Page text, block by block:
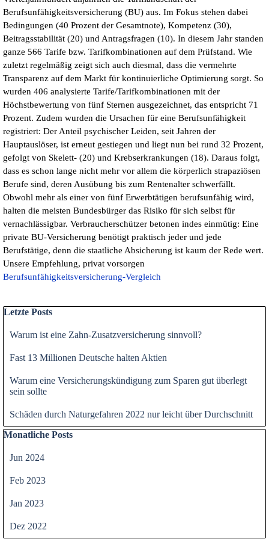
Berufsunfähigkeitsversicherung (BU) aus. Im Fokus stehen dabei
Bedingungen (40 Prozent der Gesamtnote), Kompetenz (30),
Beitragsstabilität (20) und Antragsfragen (10). In diesem Jahr standen
ganze 566 Tarife bzw. Tarifkombinationen auf dem Prüfstand. Wie
zuletzt regelmäßig zeigt sich auch diesmal, dass die vermehrte
Transparenz auf dem Markt für kontinuierliche Optimierung sorgt. So
wurden 406 analysierte Tarife/Tarifkombinationen mit der
Höchstbewertung von fünf Sternen ausgezeichnet, das entspricht 71
Prozent. Zudem wurden die Ursachen für eine Berufsunfähigkeit
registriert: Der Anteil psychischer Leiden, seit Jahren der
Hauptauslöser, ist erneut gestiegen und liegt nun bei rund 32 Prozent,
gefolgt von Skelett- (20) und Krebserkrankungen (18). Daraus folgt,
dass es schon lange nicht mehr vor allem die körperlich strapaziösen
Berufe sind, deren Ausübung bis zum Rentenalter schwerfällt.
Obwohl mehr als einer von fünf Erwerbtätigen berufsunfähig wird,
halten die meisten Bundesbürger das Risiko für sich selbst für
vernachlässigbar. Verbraucherschützer betonen indes einmütig: Eine
private BU-Versicherung benötigt praktisch jeder und jede
Berufstätige, denn die staatliche Absicherung ist kaum der Rede wert.
Unsere Empfehlung, privat vorsorgen
Berufsunfähigkeitsversicherung-Vergleich
Block überspringen Letzte Posts
Letzte Posts
Warum ist eine Zahn-Zusatzversicherung sinnvoll?
Fast 13 Millionen Deutsche halten Aktien
Warum eine Versicherungskündigung zum Sparen gut überlegt
sein sollte
Schäden durch Naturgefahren 2022 nur leicht über Durchschnitt
Block überspringen Monatliche Posts
Monatliche Posts
Jun 2024
Feb 2023
Jan 2023
Dez 2022